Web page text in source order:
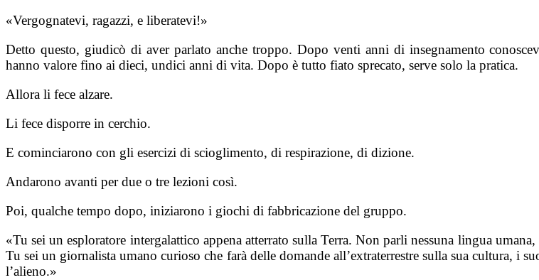
«Vergognatevi, ragazzi, e liberatevi!»
Detto questo, giudicò di aver parlato anche troppo. Dopo venti anni di insegnamento
hanno valore fino ai dieci, undici anni di vita. Dopo è tutto fiato sprecato, serve solo la pratica.
Allora li fece alzare.
Li fece disporre in cerchio.
E cominciarono con gli esercizi di scioglimento, di respirazione, di dizione.
Andarono avanti per due o tre lezioni così.
Poi, qualche tempo dopo, iniziarono i giochi di fabbricazione del gruppo.
«Tu sei un esploratore intergalattico appena atterrato sulla Terra. Non parli nessuna lingua
Tu sei un giornalista umano curioso che farà delle domande all’extraterrestre sulla sua cultura, i
l’alieno.»